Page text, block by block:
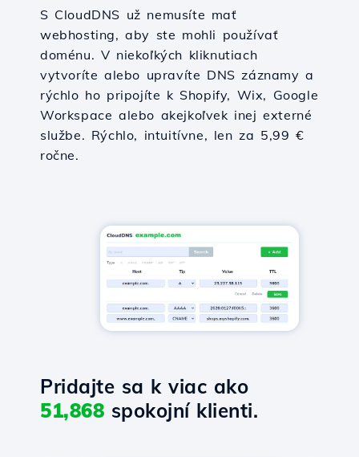
S CloudDNS už nemusíte mať
webhosting, aby ste mohli používať
doménu. V niekoľkých kliknutiach
vytvoríte alebo upravíte DNS záznamy a
rýchlo ho pripojíte k Shopify, Wix, Google
Workspace alebo akejkoľvek inej externé
službe. Rýchlo, intuitívne, len za 5,99 €
ročne.
Pridajte sa k viac ako
51,868 spokojní klienti.